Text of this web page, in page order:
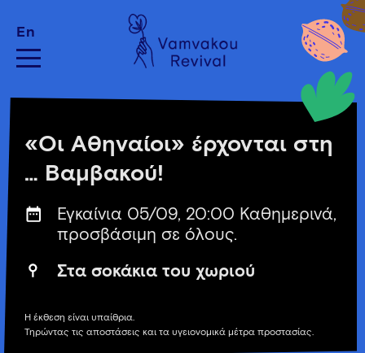
En
«Οι Αθηναίοι» έρχονται στη
… Βαμβακού!
Εγκαίνια 05/09, 20:00 Καθημερινά,
προσβάσιμη σε όλους.
Στα σοκάκια του χωριού
Η έκθεση είναι υπαίθρια.
Τηρώντας τις αποστάσεις και τα υγειονομικά μέτρα προστασίας.